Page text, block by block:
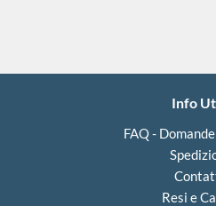
n
Info
FAQ -
Resi e